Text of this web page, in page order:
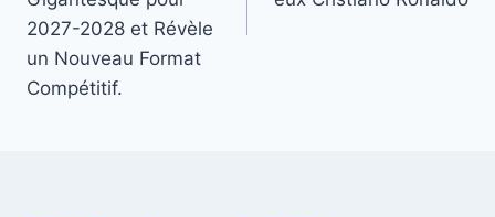
2027-2028 et Révèle
un Nouveau Format
Compétitif.